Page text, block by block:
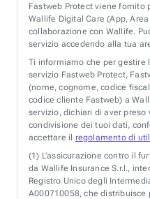
Fastweb Protect viene fornito
Wallife Digital Care (App,
collaborazione con Wallife.
servizio accedendo alla tua
Ti informiamo che per gestire
servizio Fastweb Protect,
(nome, cognome, codice
codice cliente Fastweb) a
servizio, dichiari di aver preso
condivisione dei tuoi dati,
accettare il regolamento di
(1) L’assicurazione contro il
da Wallife Insurance S.r.l.,
Registro Unico degli
A000710058, che distribuisce